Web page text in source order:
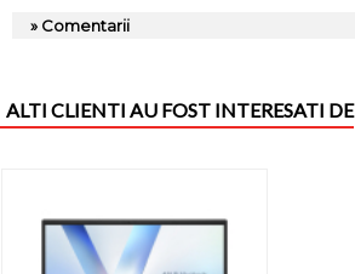
» Comentarii
ALTI CLIENTI AU FOST INTERESATI DE